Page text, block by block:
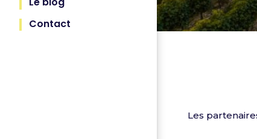
Contact
Les